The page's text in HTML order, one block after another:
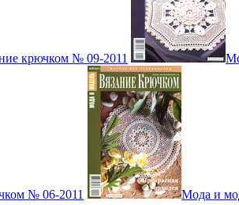
крючком № 09-2011
№ 06-2011 Мода и